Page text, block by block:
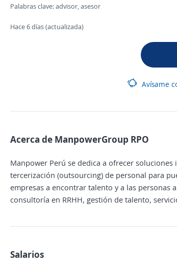
Palabras clave: advisor, asesor
Hace 6 días (actualizada)
Avísame
Acerca de ManpowerGroup RPO
Manpower Perú se dedica a ofrecer
tercerización (outsourcing) de personal para
empresas a encontrar talento y a las
consultoría en RRHH, gestión de talento,
Salarios